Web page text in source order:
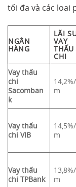
tối đa và các loại
NGÂN
HÀNG
LÃI
VAY
THẤU
CHI
Vay thấu
chi
Sacomban
k
m
Vay thấu
chi VIB
m
Vay thấu
chi TPBank
m